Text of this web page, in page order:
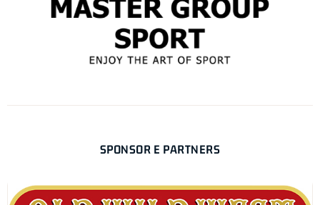
SPONSOR E PARTNERS